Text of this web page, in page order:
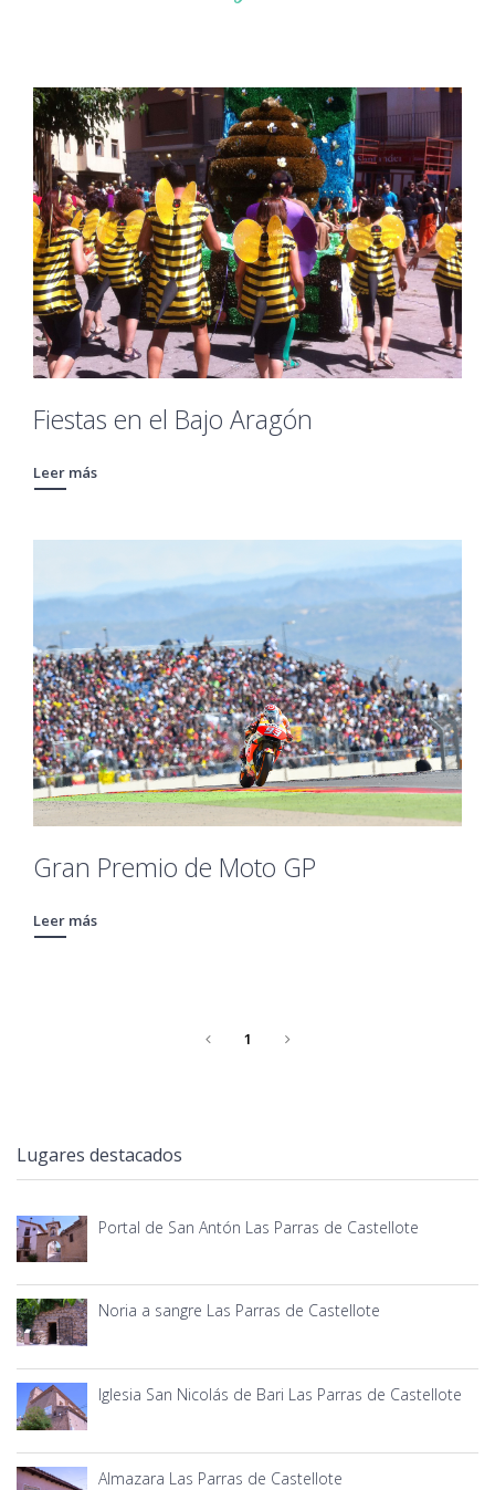
Fiestas en el Bajo Aragón
Leer más
Gran Premio de Moto GP
Leer más
1
Lugares destacados
Portal de San Antón Las Parras de Castellote
Noria a sangre Las Parras de Castellote
Iglesia San Nicolás de Bari Las Parras de Castellote
Almazara Las Parras de Castellote